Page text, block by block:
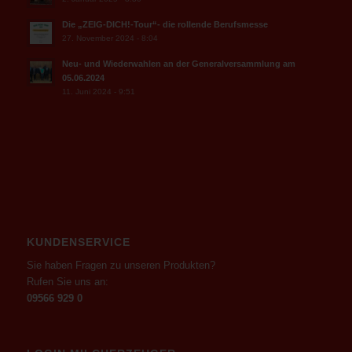
Die „ZEIG-DICH!-Tour“- die rollende Berufsmesse
27. November 2024 - 8:04
Neu- und Wiederwahlen an der Generalversammlung am
05.06.2024
11. Juni 2024 - 9:51
KUNDENSERVICE
Sie haben Fragen zu unseren Produkten?
Rufen Sie uns an:
09566 929 0